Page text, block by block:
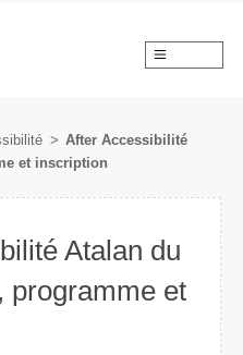
> After Accessibilité
et inscription
Atalan du
programme et